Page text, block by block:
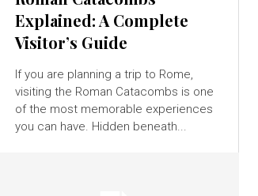
Explained: A Complete
Visitor’s Guide
If you are planning a trip to Rome,
visiting the Roman Catacombs is one
of the most memorable experiences
you can have. Hidden beneath...